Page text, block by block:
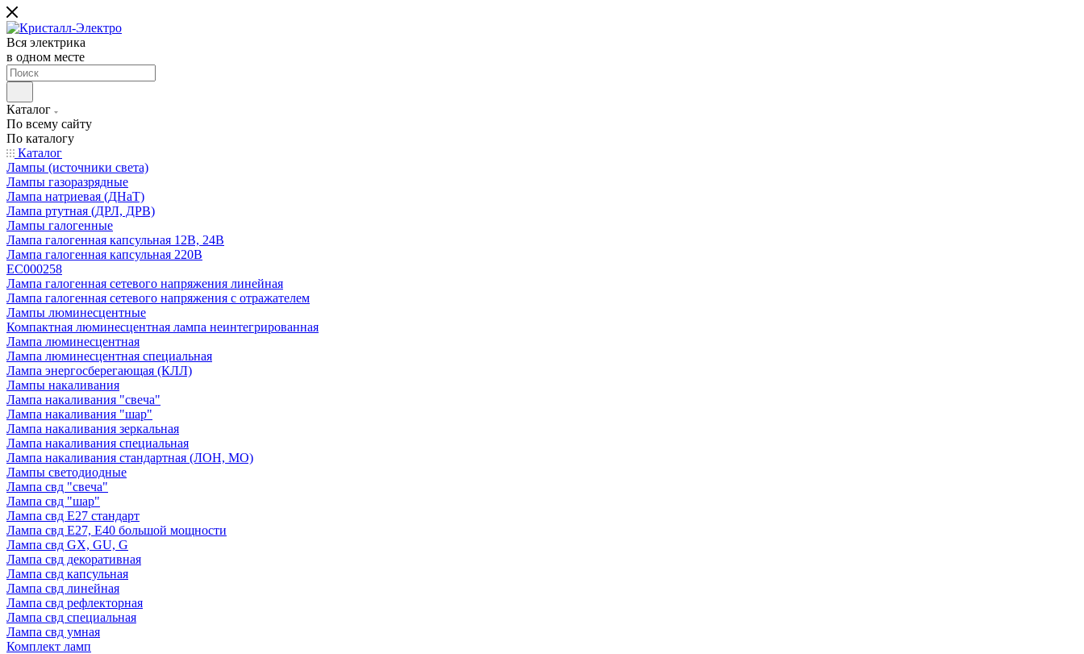
Вся электрика
в одном месте
Каталог
По всему сайту
По каталогу
Каталог
Лампы (источники света)
Лампы газоразрядные
Лампа натриевая (ДНаТ)
Лампа ртутная (ДРЛ, ДРВ)
Лампы галогенные
Лампа галогенная капсульная 12В, 24В
Лампа галогенная капсульная 220В
EC000258
Лампа галогенная сетевого напряжения линейная
Лампа галогенная сетевого напряжения с отражателем
Лампы люминесцентные
Компактная люминесцентная лампа неинтегрированная
Лампа люминесцентная
Лампа люминесцентная специальная
Лампа энергосберегающая (КЛЛ)
Лампы накаливания
Лампа накаливания "свеча"
Лампа накаливания "шар"
Лампа накаливания зеркальная
Лампа накаливания специальная
Лампа накаливания стандартная (ЛОН, МО)
Лампы светодиодные
Лампа свд "свеча"
Лампа свд "шар"
Лампа свд E27 стандарт
Лампа свд E27, Е40 большой мощности
Лампа свд GX, GU, G
Лампа свд декоративная
Лампа свд капсульная
Лампа свд линейная
Лампа свд рефлекторная
Лампа свд специальная
Лампа свд умная
Комплект ламп